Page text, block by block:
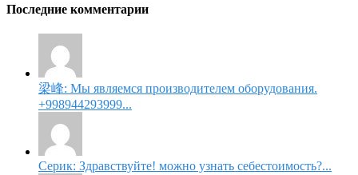
Последние комментарии
梁峰: Мы являемся производителем оборудования.
+998944293999...
Серик: Здравствуйте! можно узнать себестоимость?...